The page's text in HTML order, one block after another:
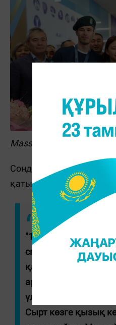
Massaget.kz/Болат
Сондай-ақ, Ислам
қатысты қызық
"1996 жылдары,
спортшылар былғары
қатысатын. Бұл
арқаны тік
үлгісі өзгерді,
Сырт көзге қызық